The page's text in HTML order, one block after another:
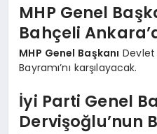
MHP Genel
Bahçeli
MHP Genel Başkanı
Bayramı’nı karşılayacak.
İyi Parti Genel
Dervişoğlu’nun